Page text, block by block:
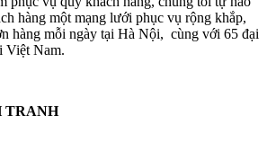
hàng một mạng lưới phục vụ rộng khắp,
hàng mỗi ngày tại Hà Nội, cùng với 65 đại
Việt Nam.
TRANH